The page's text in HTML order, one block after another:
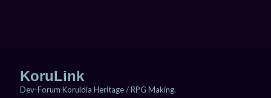
KoruLink
Dev-Forum Koruldia Heritage / RPG Making.